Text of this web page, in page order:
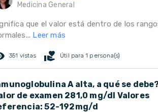
Medicina General
que el valor está dentro de los
Leer más
351 vistas volunteer_activism Útil para 1 persona(s)
A alta, a qué se
de examen 281,0 mg/dl Valores
52-192mg/d